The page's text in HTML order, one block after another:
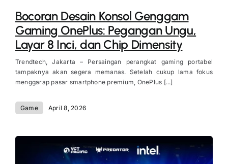
Bocoran Desain Konsol Genggam
Gaming OnePlus: Pegangan Ungu,
Layar 8 Inci, dan Chip Dimensity
Trendtech, Jakarta – Persaingan perangkat gaming portabel
tampaknya akan segera memanas. Setelah cukup lama fokus
menggarap pasar smartphone premium, OnePlus [...]
Game April 8, 2026